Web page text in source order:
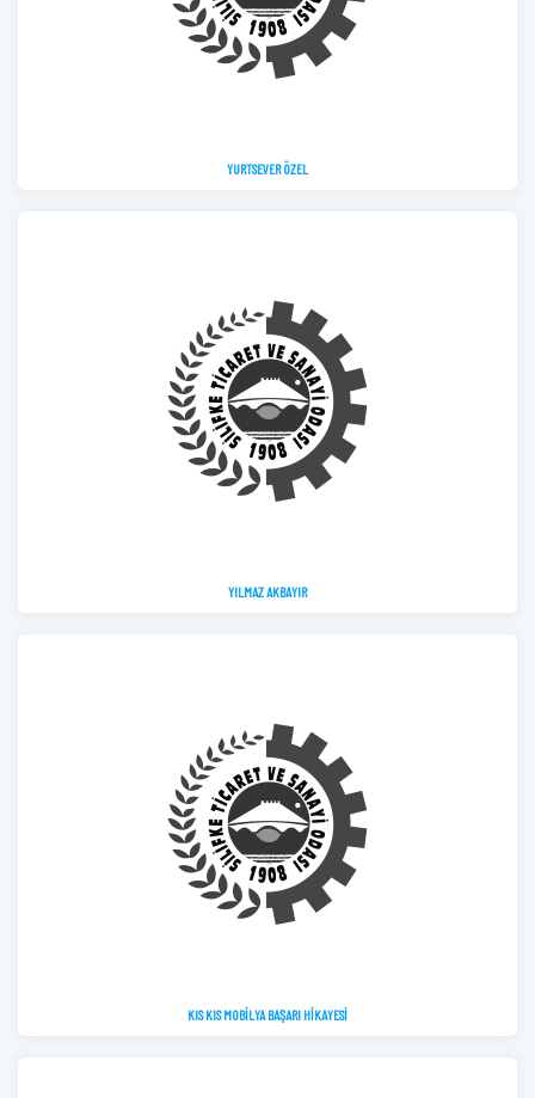
YURTSEVER ÖZEL
YILMAZ AKBAYIR
KIS KIS MOBİLYA BAŞARI HİKAYESİ